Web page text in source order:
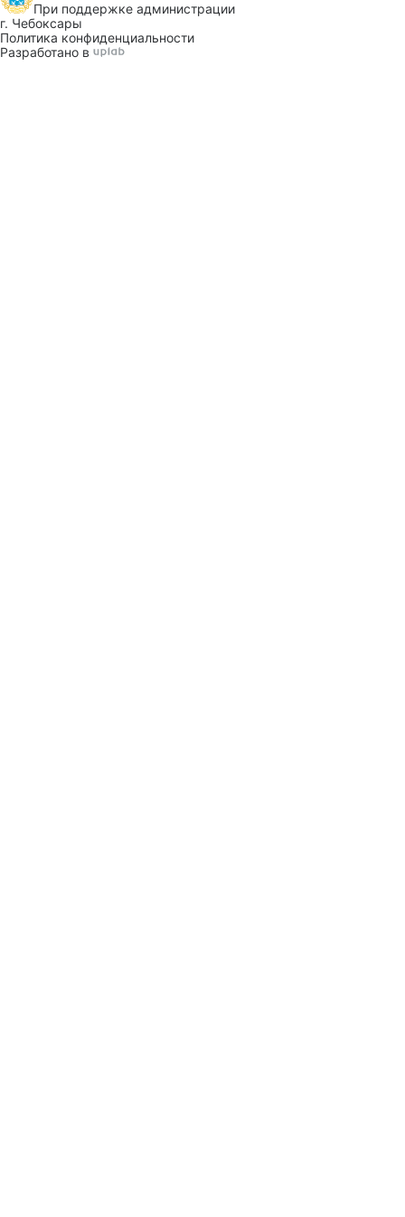
При поддержке администрации
г. Чебоксары
Политика конфиденциальности
Разработано в